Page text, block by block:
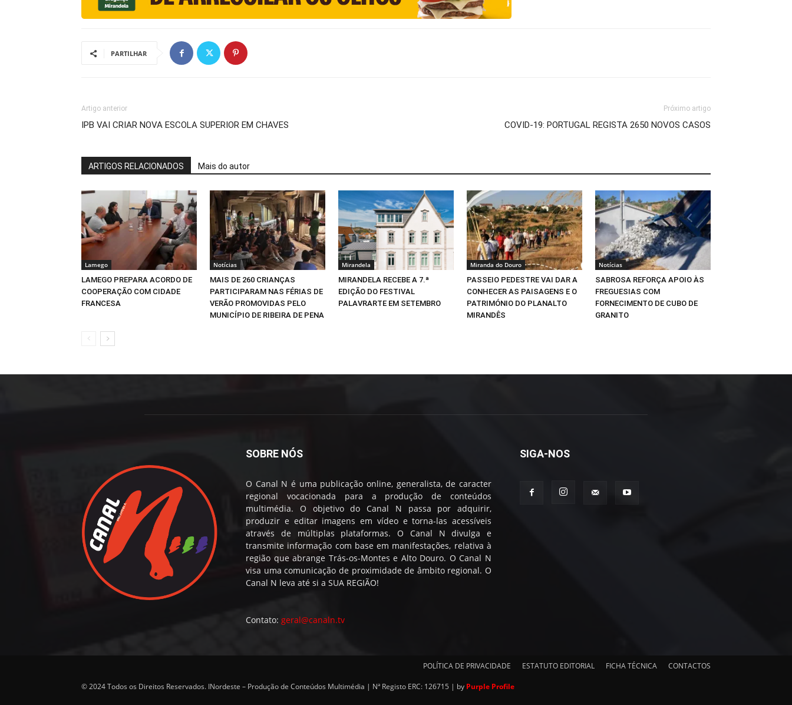
PARTILHAR
Artigo anterior
IPB VAI CRIAR NOVA ESCOLA SUPERIOR EM CHAVES
Próximo artigo
COVID-19: PORTUGAL REGISTA 2650 NOVOS CASOS
ARTIGOS RELACIONADOS Mais do autor
Lamego
LAMEGO PREPARA ACORDO DE
COOPERAÇÃO COM CIDADE
FRANCESA
Notícias
MAIS DE 260 CRIANÇAS
PARTICIPARAM NAS FÉRIAS DE
VERÃO PROMOVIDAS PELO
MUNICÍPIO DE RIBEIRA DE PENA
Mirandela
MIRANDELA RECEBE A 7.ª
EDIÇÃO DO FESTIVAL
PALAVRARTE EM SETEMBRO
Miranda do Douro
PASSEIO PEDESTRE VAI DAR A
CONHECER AS PAISAGENS E O
PATRIMÓNIO DO PLANALTO
MIRANDÊS
Notícias
SABROSA REFORÇA APOIO ÀS
FREGUESIAS COM
FORNECIMENTO DE CUBO DE
GRANITO
SOBRE NÓS
O Canal N é uma publicação online, generalista, de caracter
regional vocacionada para a produção de conteúdos
multimédia. O objetivo do Canal N passa por adquirir,
produzir e editar imagens em vídeo e torna-las acessíveis
através de múltiplas plataformas. O Canal N divulga e
transmite informação com base em manifestações, relativa à
região que abrange Trás-os-Montes e Alto Douro. O Canal N
visa uma comunicação de proximidade de âmbito regional. O
Canal N leva até si a SUA REGIÃO!
Contato: geral@canaln.tv
SIGA-NOS
POLÍTICA DE PRIVACIDADE ESTATUTO EDITORIAL FICHA TÉCNICA CONTACTOS
© 2024 Todos os Direitos Reservados. INordeste – Produção de Conteúdos Multimédia | Nª Registo ERC: 126715 | by Purple Profile